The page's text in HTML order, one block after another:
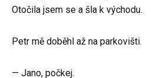
Otočila jsem se a šla k východu.
Petr mě doběhl až na parkovišti.
— Jano, počkej.